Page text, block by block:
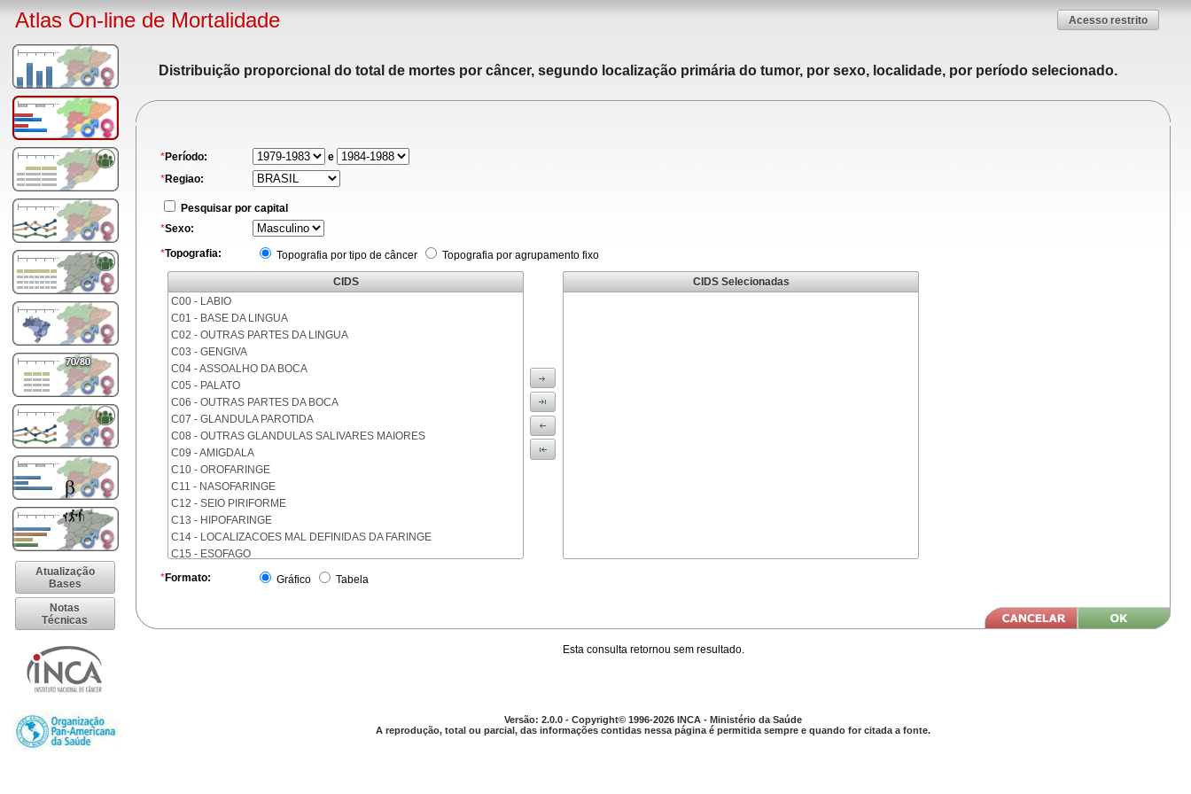
Atlas On-line de Mortalidade Acesso restrito
Atualização
Bases
Notas
Técnicas
Distribuição proporcional do total de mortes por câncer, segundo localização primária do tumor, por sexo, localidade, por período selecionado.
*Período:
e
*Regiao:
Pesquisar por capital
*Sexo:
*Topografia: Topografia por tipo de câncer Topografia por agrupamento fixo
CIDS
C00 - LABIO
C01 - BASE DA LINGUA
C02 - OUTRAS PARTES DA LINGUA
C03 - GENGIVA
C04 - ASSOALHO DA BOCA
C05 - PALATO
C06 - OUTRAS PARTES DA BOCA
C07 - GLANDULA PAROTIDA
C08 - OUTRAS GLANDULAS SALIVARES MAIORES
C09 - AMIGDALA
C10 - OROFARINGE
C11 - NASOFARINGE
C12 - SEIO PIRIFORME
C13 - HIPOFARINGE
C14 - LOCALIZACOES MAL DEFINIDAS DA FARINGE
C15 - ESOFAGO
C26 - LOCALIZACOES MAL DEFINIDAS NO APARELHO DIGESTIVO
CIDS Selecionadas
*Formato: Gráfico Tabela
Esta consulta retornou sem resultado.
Versão: 2.0.0 - Copyright© 1996-2026 INCA - Ministério da Saúde
A reprodução, total ou parcial, das informações contidas nessa página é permitida sempre e quando for citada a fonte.